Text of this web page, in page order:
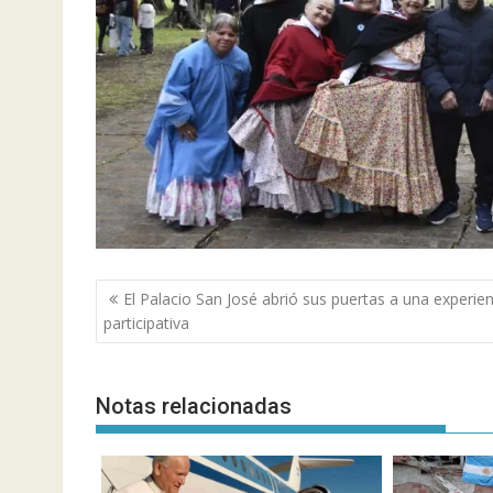
Navegación
de
entradas
El Palacio San José abrió sus puertas a una
participativa
Notas relacionadas